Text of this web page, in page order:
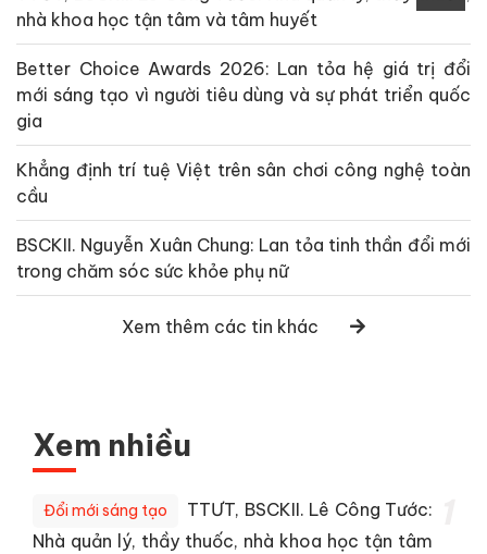
nhà khoa học tận tâm và tâm huyết
Better Choice Awards 2026: Lan tỏa hệ giá trị đổi
mới sáng tạo vì người tiêu dùng và sự phát triển quốc
gia
Khẳng định trí tuệ Việt trên sân chơi công nghệ toàn
cầu
BSCKII. Nguyễn Xuân Chung: Lan tỏa tinh thần đổi mới
trong chăm sóc sức khỏe phụ nữ
Xem thêm các tin khác
Xem nhiều
Đổi mới sáng tạo
TTƯT, BSCKII. Lê Công Tước:
Nhà quản lý, thầy thuốc, nhà khoa học tận tâm